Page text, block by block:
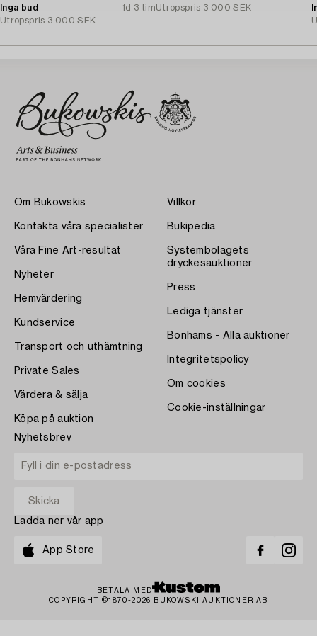
Inga bud
1d 3 tim
Utropspris 3 000 SEK
Utropspris 3 000 SEK
Om Bukowskis
Kontakta våra specialister
Våra Fine Art-resultat
Nyheter
Hemvärdering
Kundservice
Transport och uthämtning
Private Sales
Värdera & sälja
Köpa på auktion
Villkor
Bukipedia
Systembolagets
dryckesauktioner
Press
Lediga tjänster
Bonhams - Alla auktioner
Integritetspolicy
Om cookies
Cookie-inställningar
Nyhetsbrev
Ladda ner vår app
App Store
BETALA MED
COPYRIGHT ©1870-2026 BUKOWSKI AUKTIONER AB